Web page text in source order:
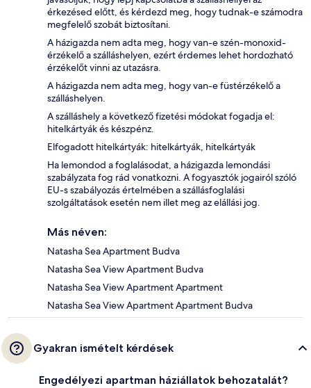
érkezésed előtt, és kérdezd meg, hogy tudnak-e számodra
megfelelő szobát biztosítani.
A házigazda nem adta meg, hogy van-e szén-monoxid-
érzékelő a szálláshelyen, ezért érdemes lehet hordozható
érzékelőt vinni az utazásra.
A házigazda nem adta meg, hogy van-e füstérzékelő a
szálláshelyen.
A szálláshely a következő fizetési módokat fogadja el:
hitelkártyák és készpénz.
Elfogadott hitelkártyák: hitelkártyák, hitelkártyák
Ha lemondod a foglalásodat, a házigazda lemondási
szabályzata fog rád vonatkozni. A fogyasztók jogairól szóló
EU-s szabályozás értelmében a szállásfoglalási
szolgáltatások esetén nem illet meg az elállási jog.
Más néven:
Natasha Sea Apartment Budva
Natasha Sea View Apartment Budva
Natasha Sea View Apartment Apartment
Natasha Sea View Apartment Apartment Budva
Gyakran ismételt kérdések
Engedélyezi apartman háziállatok behozatalát?